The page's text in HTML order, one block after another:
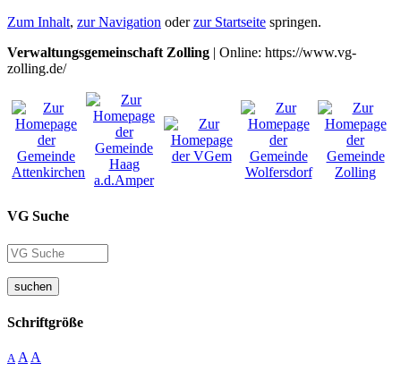
Zum Inhalt, zur Navigation oderzur Startseite springen.
Verwaltungsgemeinschaft Zolling | Online: https://www.vg-
zolling.de/
VG Suche
suchen
Schriftgröße
A A A